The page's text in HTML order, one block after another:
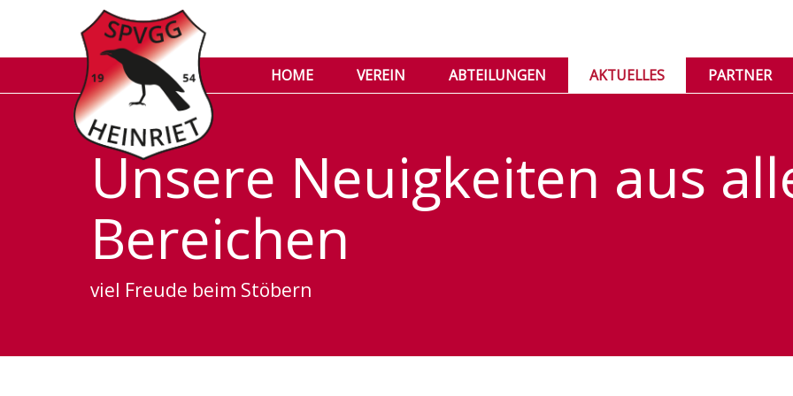
HOME VEREIN ABTEILUNGEN AKTUELLES PARTNER
Unsere Neuigkeiten aus
Bereichen
viel Freude beim Stöbern